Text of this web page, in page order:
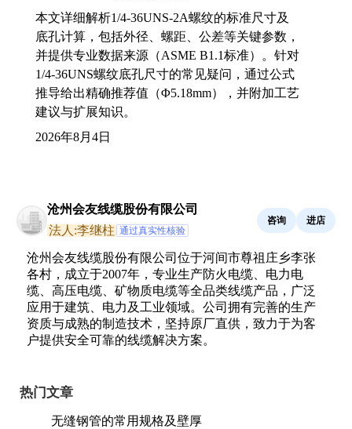
本文详细解析1/4-36UNS-2A螺纹的标准尺寸及
底孔计算，包括外径、螺距、公差等关键参数，
并提供专业数据来源（ASME B1.1标准）。针对
1/4-36UNS螺纹底孔尺寸的常见疑问，通过公式
推导给出精确推荐值（Φ5.18mm），并附加工艺
建议与扩展知识。
2026年8月4日
沧州会友线缆股份有限公司
法人:李继柱 通过真实性核验
咨询 进店
沧州会友线缆股份有限公司位于河间市尊祖庄乡李张
各村，成立于2007年，专业生产防火电缆、电力电
缆、高压电缆、矿物质电缆等全品类线缆产品，广泛
应用于建筑、电力及工业领域。公司拥有完善的生产
资质与成熟的制造技术，坚持原厂直供，致力于为客
户提供安全可靠的线缆解决方案。
热门文章
无缝钢管的常用规格及壁厚